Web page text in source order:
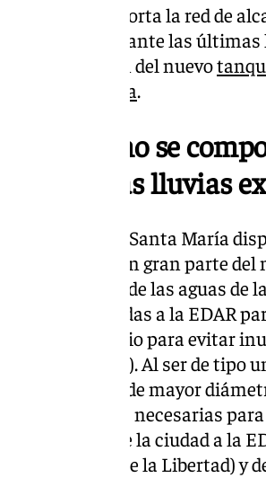
cómo se comporta la red de
registradas durante las
la construcción del nuevo
la Puntilla.
cómo se
ante las lluvias
de El Puerto de Santa María
decir que en gran parte
la evacuación de las aguas de
ser conducidas a la EDAR
retiran del viario para evitar
existentes). Al ser de tipo
El Puerto son de mayor
que las necesarias
llevar el agua de la ciudad a la
(Avda. de la Libertad) y